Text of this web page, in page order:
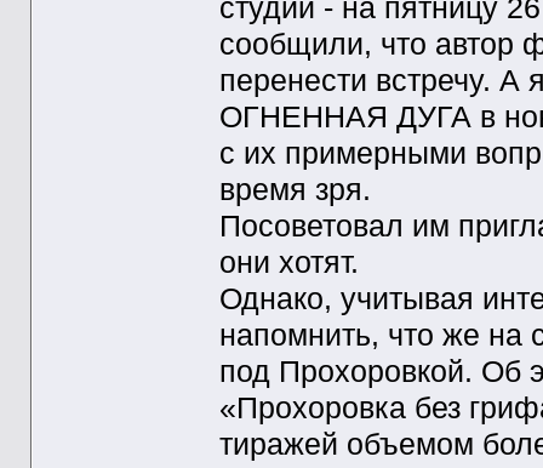
студии - на пятницу
сообщили, что автор
перенести встречу.
ОГНЕННАЯ ДУГА в
с их примерными
время зря.
Посоветовал им
они хотят.
Однако, учитывая
напомнить, что же на
под Прохоровкой. Об
«Прохоровка без
тиражей объемом